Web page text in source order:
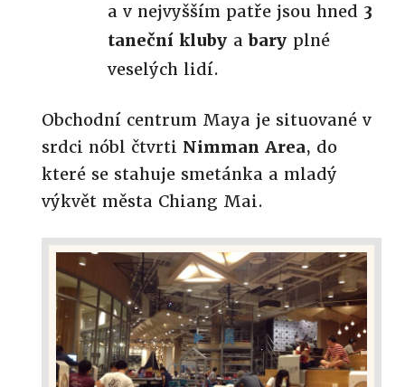
a v nejvyšším patře jsou hned 3
taneční kluby abary plné
veselých lidí.
Obchodní centrum Maya je situované v
srdci nóbl čtvrti Nimman Area, do
které se stahuje smetánka a mladý
výkvět města Chiang Mai.